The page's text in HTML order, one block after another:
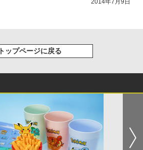
2014年7月9日
トップページに戻る